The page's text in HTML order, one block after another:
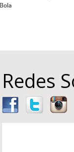
Bola
Redes